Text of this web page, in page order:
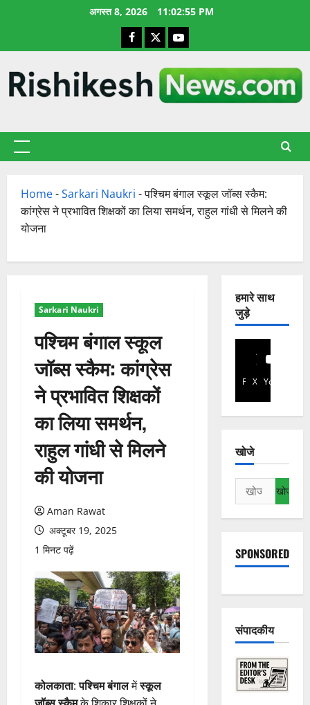
अगस्त 8, 2026 11:02:56 PM
Facebook
X YouTube
प्राथमिक
Home-Sarkari Naukri -पश्चिम बंगाल स्कूल जॉब्स स्कैम:
कांग्रेस ने प्रभावित शिक्षकों का लिया समर्थन, राहुल गांधी से मिलने की
योजना
Sarkari Naukri
पश्चिम बंगाल स्कूल
जॉब्स स्कैम: कांग्रेस
ने प्रभावित शिक्षकों
का लिया समर्थन,
राहुल गांधी से मिलने
की योजना
Aman Rawat
अक्टूबर 19, 2025
1 मिनट पढ़ें
कोलकाता:पश्चिम बंगालमेंस्कूल
हमारे साथ
जुड़े
Facebook
X YouTube
खोजे
निम्न
को
खोजें:
SPONSORED
संपादकीय